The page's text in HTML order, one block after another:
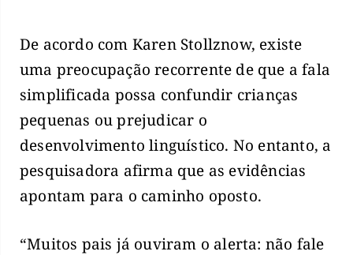
De acordo com Karen Stollznow, existe
uma preocupação recorrente de que a fala
simplificada possa confundir crianças
pequenas ou prejudicar o
desenvolvimento linguístico. No entanto, a
pesquisadora afirma que as evidências
apontam para o caminho oposto.
“Muitos pais já ouviram o alerta: não fale